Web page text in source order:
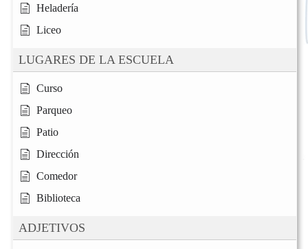
Heladería
Liceo
LUGARES DE LA ESCUELA
Curso
Parqueo
Patio
Dirección
Comedor
Biblioteca
ADJETIVOS